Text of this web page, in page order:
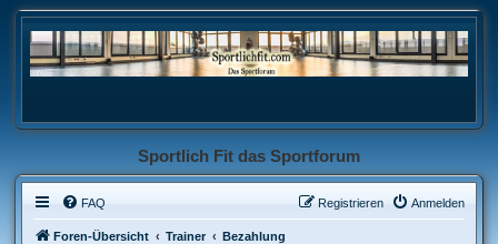
Sportlich Fit das Sportforum
FAQ Anmelden
Registrieren
Foren-Übersicht Trainer Bezahlung